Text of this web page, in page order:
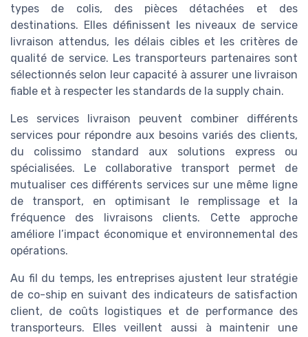
types de colis, des pièces détachées et des
destinations. Elles définissent les niveaux de service
livraison attendus, les délais cibles et les critères de
qualité de service. Les transporteurs partenaires sont
sélectionnés selon leur capacité à assurer une livraison
fiable et à respecter les standards de la supply chain.
Les services livraison peuvent combiner différents
services pour répondre aux besoins variés des clients,
du colissimo standard aux solutions express ou
spécialisées. Le collaborative transport permet de
mutualiser ces différents services sur une même ligne
de transport, en optimisant le remplissage et la
fréquence des livraisons clients. Cette approche
améliore l’impact économique et environnemental des
opérations.
Au fil du temps, les entreprises ajustent leur stratégie
de co-ship en suivant des indicateurs de satisfaction
client, de coûts logistiques et de performance des
transporteurs. Elles veillent aussi à maintenir une